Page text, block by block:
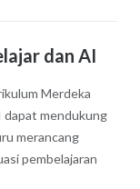
dan AI
Merdeka
dapat mendukung
merancang
pembelajaran